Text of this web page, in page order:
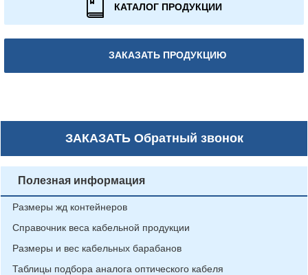
КАТАЛОГ ПРОДУКЦИИ
ЗАКАЗАТЬ ПРОДУКЦИЮ
ЗАКАЗАТЬОбратный звонок
Полезная информация
Размеры жд контейнеров
Справочник веса кабельной продукции
Размеры и вес кабельных барабанов
Таблицы подбора аналога оптического кабеля